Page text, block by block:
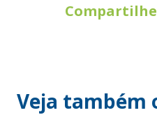
Compartilhe
Veja também